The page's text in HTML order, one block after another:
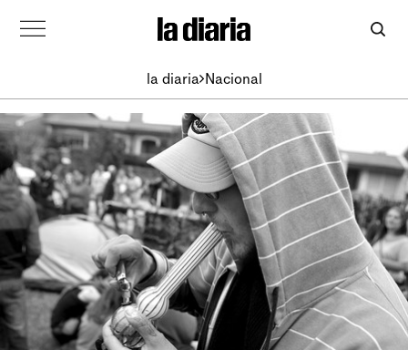
la diaria Nacional